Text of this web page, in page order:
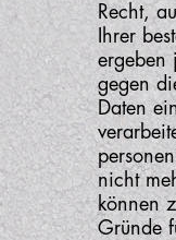
Recht,
Ihrer
ergeben
gegen
Daten
nicht
können
Gründe